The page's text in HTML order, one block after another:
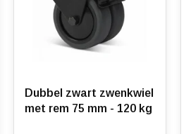
Dubbel zwart zwenkwiel
met rem 75 mm - 120 kg